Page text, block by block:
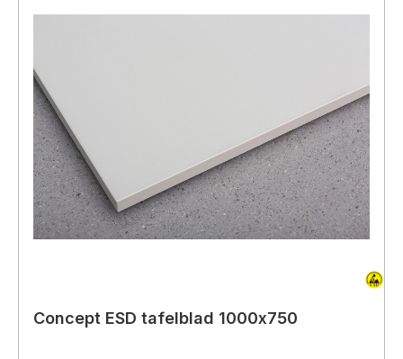
Concept ESD tafelblad 1000x750